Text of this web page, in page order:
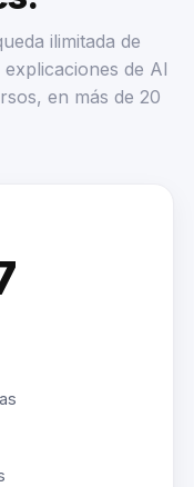
ilimitada de
de AI
en más de 20